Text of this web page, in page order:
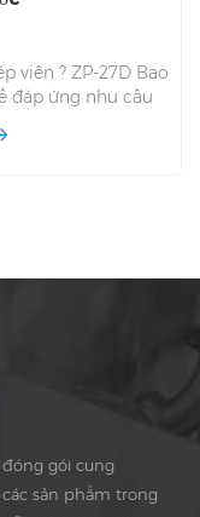
viên ? ZP-27D Bao
đáp ứng nhu cầu
thể sản xuất nhiều
thuốc cho bạn,
gói cung
sản phẩm trong